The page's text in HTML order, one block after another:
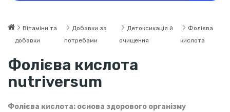
Вітаміни та
добавки
Добавки за
потребами
Детоксикація й
очищення
Фолієва
кислота
Фолієва кислота
nutriversum
Фолієва кислота: основа здорового організму